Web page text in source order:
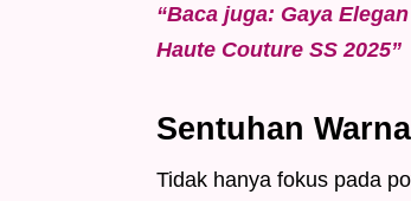
“Baca juga: Gaya
Haute Couture SS 2025”
Sentuhan
Tidak hanya fokus pada